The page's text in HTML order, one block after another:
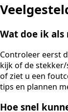
Wat doe ik
Controleer eerst
kijk of de
of ziet u een
tips en plannen
Hoe snel